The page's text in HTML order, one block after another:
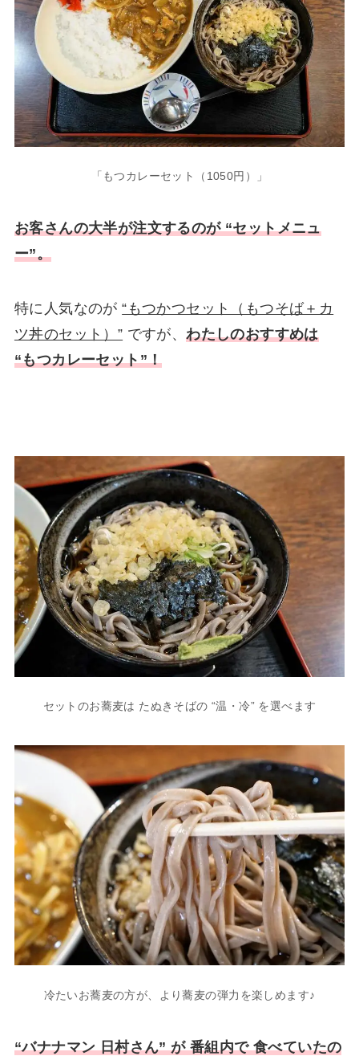
「もつカレーセット（1050円）」
お客さんの大半が注文するのが “セットメニュ
ー”。
特に人気なのが“もつかつセット（もつそば＋カ
ツ丼のセット）” ですが、わたしのおすすめは
“もつカレーセット”！
セットのお蕎麦は たぬきそばの “温・冷” を選べます
冷たいお蕎麦の方が、より蕎麦の弾力を楽しめます♪
“バナナマン 日村さん” が 番組内で 食べていたの